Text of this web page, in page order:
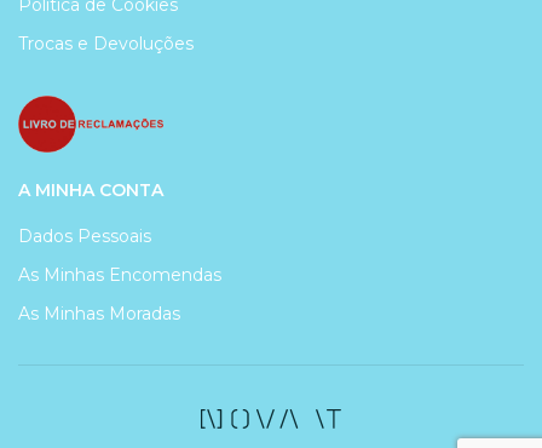
Trocas e Devoluções
A MINHA CONTA
Dados Pessoais
As Minhas Encomendas
As Minhas Moradas